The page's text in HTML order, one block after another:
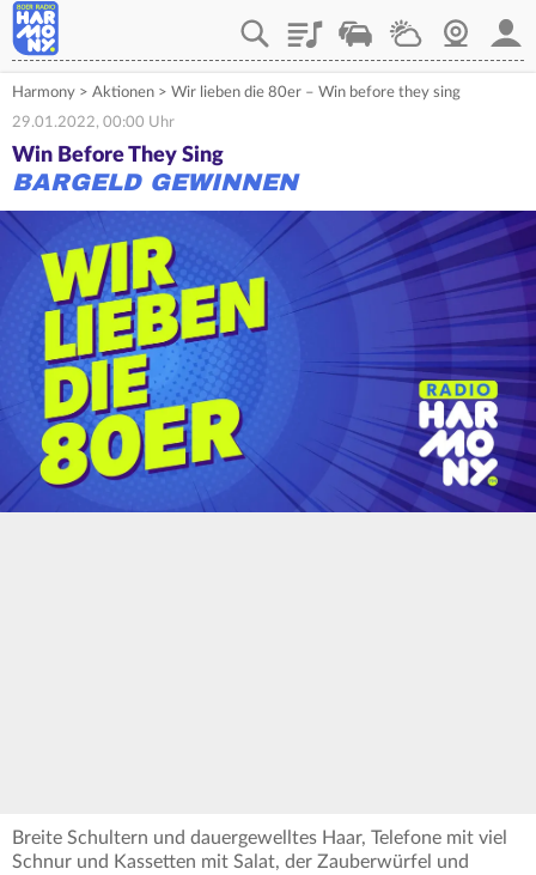
PlaylistVerkehrWetterWebcam
Harmony > Aktionen > Wir lieben die 80er – Win before they sing
29.01.2022, 00:00 Uhr
Win Before They Sing
BARGELD GEWINNEN
Breite Schultern und dauergewelltes Haar, Telefone mit viel
Schnur und Kassetten mit Salat, der Zauberwürfel und